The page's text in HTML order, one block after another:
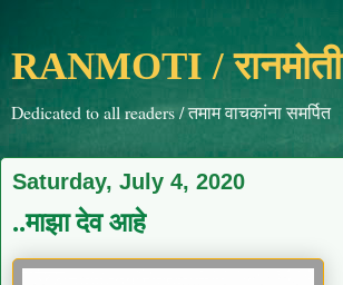
RANMOTI / रानमोती
Dedicated to all readers / तमाम वाचकांना समर्पित
Saturday, July 4, 2020
..माझा देव आहे